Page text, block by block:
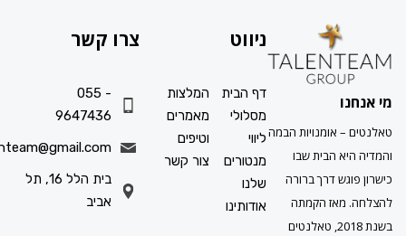
אומנויות הבמה
הבית שבו
דרך ברורה
הקמתה
בשנת 2018, טאלנטים
ניווט
ליווי
מנטורים
שלנו
אודותינו
המלצות
מאמרים
וטיפים
צור קשר
צרו קשר
055 -
9647436
info.talenteam@gmail.com
בית הלל 16, תל